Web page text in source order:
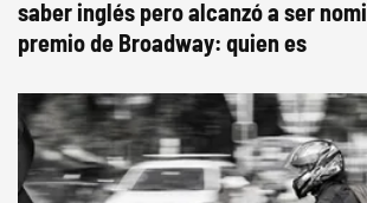
saber inglés pero alcanzó a ser
premio de Broadway: quien es